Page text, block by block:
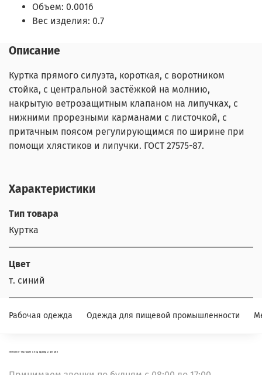
Объем: 0.0016
Вес изделия: 0.7
Описание
Куртка прямого силуэта, короткая, с воротником
стойка, с центральной застёжкой на молнию,
накрытую ветрозащитным клапаном на липучках, с
нижними прорезными карманами с листочкой, с
притачным поясом регулирующимся по ширине при
помощи хлястиков и липучки. ГОСТ 27575-87.
Характеристики
Тип товара
Куртка
Цвет
т. синий
Рабочая одежда Одежда для пищевой промышленности
ИНТЕРНЕТ-МАГАЗИН СПЕЦОДЕЖДЫ ФЛОКК